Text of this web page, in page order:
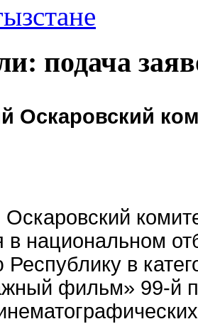
подача
Оскаровский
в национальном
Республику в
фильм» 99-й